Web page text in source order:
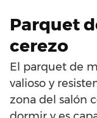
Parquet
cerezo
El parquet de
valioso y
zona del salón